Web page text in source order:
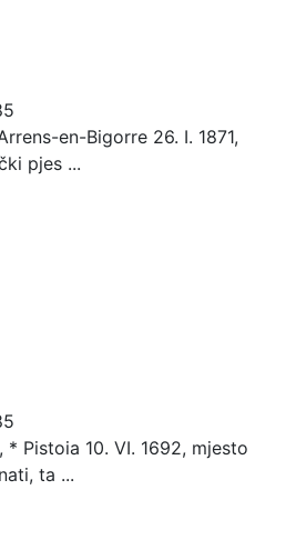
en-Bigorre 26. I. 1871,
pjes ...
* Pistoia 10. VI. 1692, mjesto
ta ...